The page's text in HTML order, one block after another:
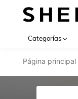
Categorías
Página principal